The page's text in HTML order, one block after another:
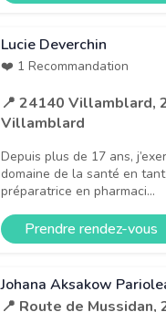
Lucie Deverchin
❤️ 1 Recommandation
📍 24140 Villamblard,
Villamblard
Depuis plus de 17 ans,
domaine de la santé en
préparatrice en pharmaci...
Prendre rendez-vous
Johana Aksakow
📍 Route de Mussidan,